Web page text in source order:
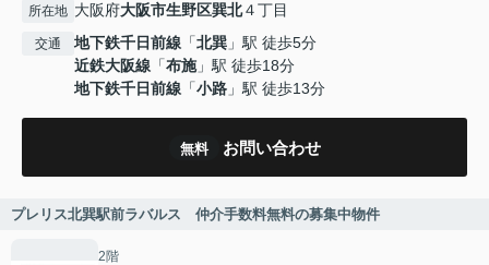
所在地 大阪府大阪市生野区巽北４丁目
交通 地下鉄千日前線 「北巽 」駅 徒歩5分
近鉄大阪線 「布施」駅 徒歩18分
地下鉄千日前線 「小路 」駅 徒歩13分
無料 お問い合わせ
プレリス北巽駅前ラバルス 仲介手数料無料の募集中物件
2階